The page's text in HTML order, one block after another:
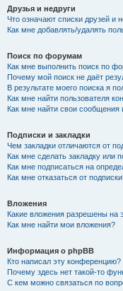
Друзья и недруги
Что означают списки друзей и
Как мне добавлять/удалять
Поиск по форумам
Как мне выполнить поиск по
Почему мой поиск не даёт
В результате моего поиска я
Как мне найти пользователя
Как мне найти свои
Подписки и закладки
Чем закладки отличаются от
Как мне сделать закладку или
Как мне подписаться на
Как мне отказаться от
Вложения
Какие вложения разрешены на
Как мне найти мои вложения?
Информация о phpBB
Кто написал эту конференцию?
Почему здесь нет такой-то
С кем можно связаться по